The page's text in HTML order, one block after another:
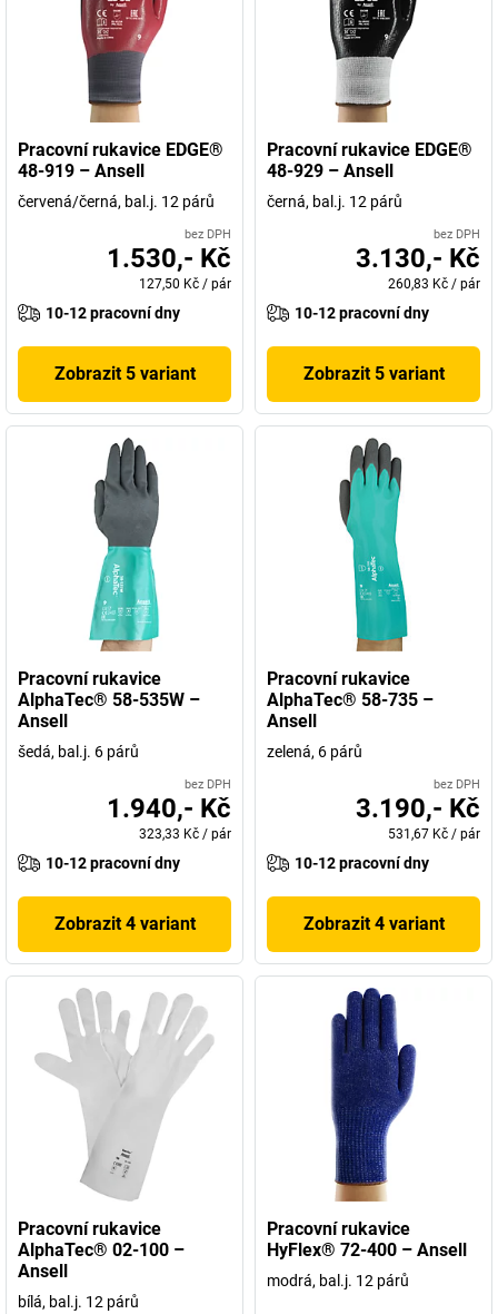
Pracovní rukavice EDGE®
48-919 – Ansell
červená/černá, bal.j. 12 párů
bez DPH
1.530,- Kč
127,50 Kč / pár
10-12 pracovní dny
Zobrazit 5 variant
Pracovní rukavice EDGE®
48-929 – Ansell
černá, bal.j. 12 párů
bez DPH
3.130,- Kč
260,83 Kč / pár
10-12 pracovní dny
Zobrazit 5 variant
Pracovní rukavice
AlphaTec® 58-535W –
Ansell
šedá, bal.j. 6 párů
bez DPH
1.940,- Kč
323,33 Kč / pár
10-12 pracovní dny
Zobrazit 4 variant
Pracovní rukavice
AlphaTec® 58-735 –
Ansell
zelená, 6 párů
bez DPH
3.190,- Kč
531,67 Kč / pár
10-12 pracovní dny
Zobrazit 4 variant
Pracovní rukavice
AlphaTec® 02-100 –
Ansell
bílá, bal.j. 12 párů
Pracovní rukavice
HyFlex® 72-400 – Ansell
modrá, bal.j. 12 párů